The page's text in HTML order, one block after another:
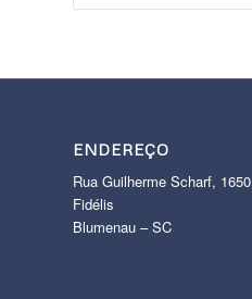
ENDEREÇO
Rua Guilherme Scharf, 1650
Fidélis
Blumenau – SC